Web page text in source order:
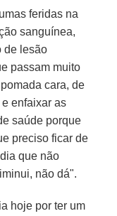
feridas na
sanguínea,
de lesão
passam muito
cara, de
enfaixar as
saúde porque
preciso ficar de
que não
não dá".
hoje por ter um